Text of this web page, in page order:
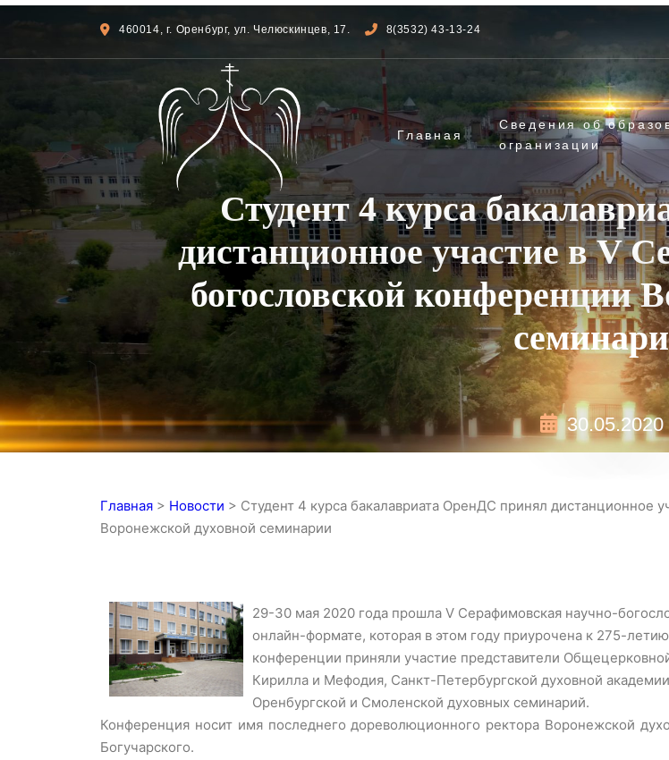
460014, г. Оренбург, ул. Челюскинцев, 17. 8(3532) 43-13-24
Главная
Сведения об
огранизации
Студент 4 курса
дистанционное участие в V
богословской конференции
30.05.2020
Главная > Новости > Студент 4 курса бакалавриата ОренДС принял дистанционное
Воронежской духовной семинарии
29-30 мая 2020 года прошла V Серафимовская научно-
онлайн-формате, которая в этом году приурочена к 275-
конференции приняли участие представители
Кирилла и Мефодия, Санкт-Петербургской духовной
Оренбургской и Смоленской духовных семинарий.
Конференция носит имя последнего дореволюционного ректора Воронежской
Богучарского.